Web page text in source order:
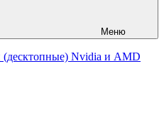
Меню
(десктопные) Nvidia и AMD